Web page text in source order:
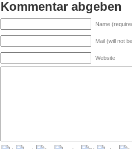
Kommentar abgeben
Name
Mail (will not
Website